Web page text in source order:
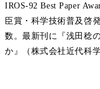
IROS‐92 Best Paper
臣賞・科学技術普及啓
数。最新刊に『浅田稔
か』（株式会社近代科